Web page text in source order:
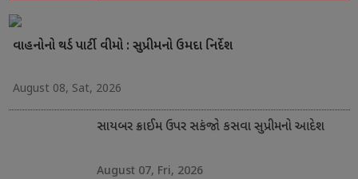
વાહનોનો થર્ડ પાર્ટી વીમો : સુપ્રીમનો ઉમદા નિર્દેશ
August 08, Sat, 2026
સાયબર ક્રાઈમ ઉપર સકંજો કસવા સુપ્રીમનો આદેશ
August 07, Fri, 2026